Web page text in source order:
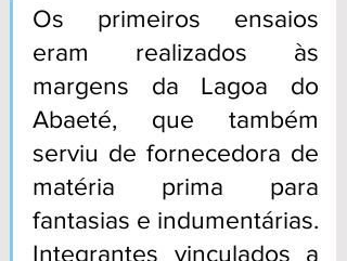
Os primeiros ensaios
eram realizados às
margens da Lagoa do
Abaeté, que também
serviu de fornecedora de
matéria prima para
fantasias e indumentárias.
Integrantes vinculados a